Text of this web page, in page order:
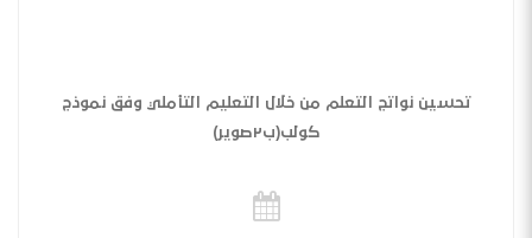
تحسين نواتج التعلم من خلال التعليم التأملي وفق نموذج
كولب(ب٢صوير)